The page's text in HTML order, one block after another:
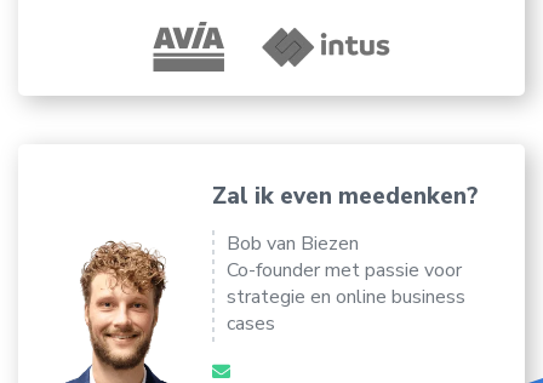
Zal ik even meedenken?
Bob van Biezen
Co-founder met passie voor
strategie en online business
cases